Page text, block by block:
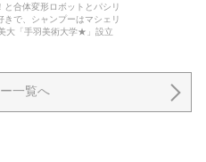
と合体変形ロボットとパシリ
きで、シャンプーはマシェリ
大「手羽美術大学★」設立
一覧へ